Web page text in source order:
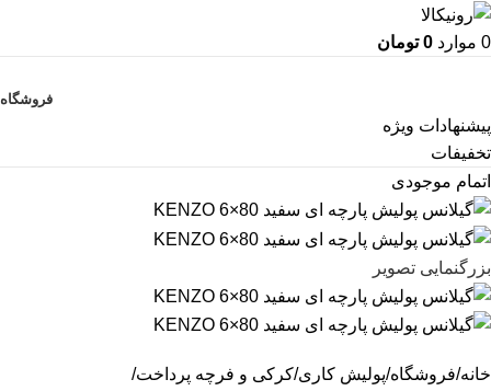
0 موارد 0 تومان
فروشگاه
پیشنهادات ویژه
تخفیفات
اتمام موجودی
بزرگنمایی تصویر
خانه فروشگاه پولیش کاری کرکی و فرچه پرداخت